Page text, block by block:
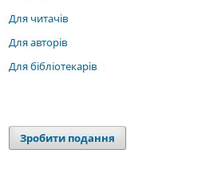
Для читачів
Для авторів
Для бібліотекарів
Зробити подання